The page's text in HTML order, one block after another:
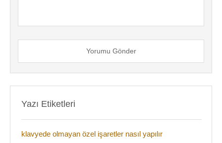
Yorumu Gönder
Yazı Etiketleri
klavyede olmayan özel işaretler nasıl yapılır